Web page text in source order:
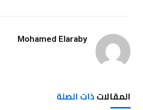
Mohamed Elaraby
المقالاتذات الصلة